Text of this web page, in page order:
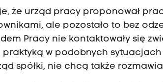
że urząd pracy proponował
ale pozostało to bez
Pracy nie kontaktowały się
praktyką w podobnych sytuacjach
spółki, nie chcą także